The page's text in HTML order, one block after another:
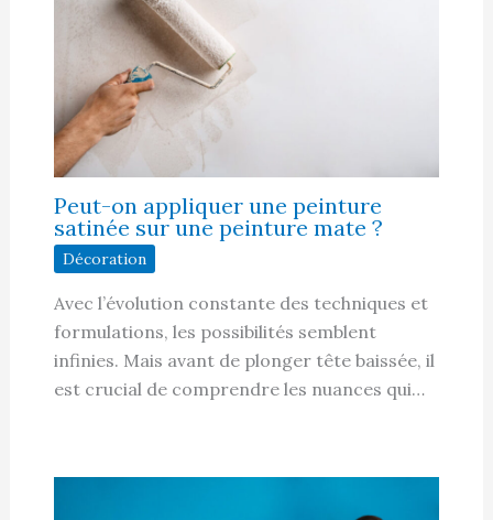
Peut-on appliquer une peinture
satinée sur une peinture mate ?
Décoration
Avec l’évolution constante des techniques et
formulations, les possibilités semblent
infinies. Mais avant de plonger tête baissée, il
est crucial de comprendre les nuances qui…